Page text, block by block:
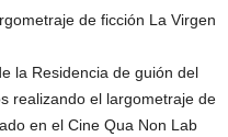
de ficción La Virgen
la Residencia de guión del
realizando el largometraje de
en el Cine Qua Non Lab